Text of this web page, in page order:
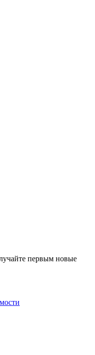
первым новые